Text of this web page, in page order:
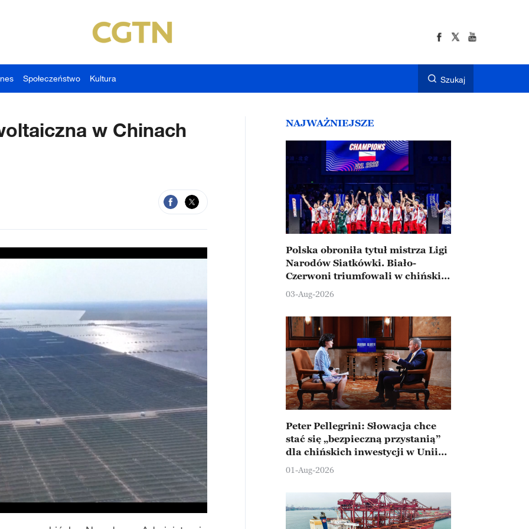
Społeczeństwo Kultura Szukaj
w Chinach NAJWAŻNIEJSZE
Polska obroniła tytuł mistrza Ligi
Narodów Siatkówki. Biało-
Czerwoni triumfowali w chińskim
Ningbo
03-Aug-2026
Peter Pellegrini: Słowacja chce
stać się „bezpieczną przystanią”
dla chińskich inwestycji w Unii
Europejskiej
01-Aug-2026